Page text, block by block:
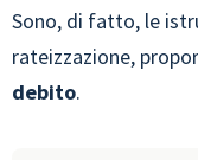
Sono, di fatto, le
rateizzazione,
debito.